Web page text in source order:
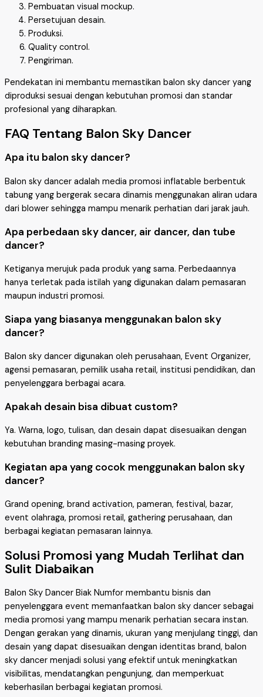
Pembuatan visual mockup.
Persetujuan desain.
Produksi.
Quality control.
Pengiriman.
Pendekatan ini membantu memastikan balon sky dancer yang
diproduksi sesuai dengan kebutuhan promosi dan standar
profesional yang diharapkan.
FAQ Tentang Balon Sky Dancer
Apa itu balon sky dancer?
Balon sky dancer adalah media promosi inflatable berbentuk
tabung yang bergerak secara dinamis menggunakan aliran udara
dari blower sehingga mampu menarik perhatian dari jarak jauh.
Apa perbedaan sky dancer, air dancer, dan tube
dancer?
Ketiganya merujuk pada produk yang sama. Perbedaannya
hanya terletak pada istilah yang digunakan dalam pemasaran
maupun industri promosi.
Siapa yang biasanya menggunakan balon sky
dancer?
Balon sky dancer digunakan oleh perusahaan, Event Organizer,
agensi pemasaran, pemilik usaha retail, institusi pendidikan, dan
penyelenggara berbagai acara.
Apakah desain bisa dibuat custom?
Ya. Warna, logo, tulisan, dan desain dapat disesuaikan dengan
kebutuhan branding masing-masing proyek.
Kegiatan apa yang cocok menggunakan balon sky
dancer?
Grand opening, brand activation, pameran, festival, bazar,
event olahraga, promosi retail, gathering perusahaan, dan
berbagai kegiatan pemasaran lainnya.
Solusi Promosi yang Mudah Terlihat dan
Sulit Diabaikan
Balon Sky Dancer Biak Numfor membantu bisnis dan
penyelenggara event memanfaatkan balon sky dancer sebagai
media promosi yang mampu menarik perhatian secara instan.
Dengan gerakan yang dinamis, ukuran yang menjulang tinggi, dan
desain yang dapat disesuaikan dengan identitas brand, balon
sky dancer menjadi solusi yang efektif untuk meningkatkan
visibilitas, mendatangkan pengunjung, dan memperkuat
keberhasilan berbagai kegiatan promosi.